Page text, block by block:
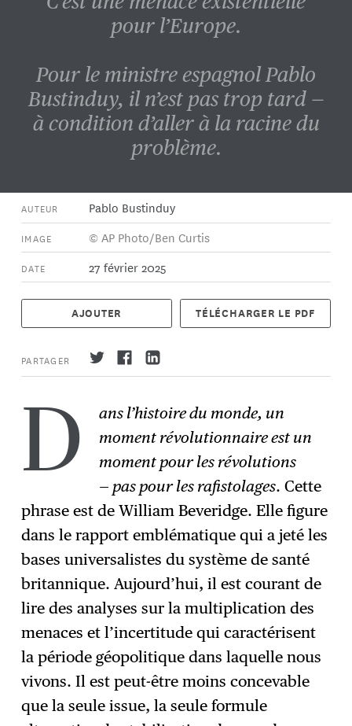
pour l’Europe.
Pour le ministre espagnol Pablo
Bustinduy, il n’est pas trop tard —
à condition d’aller à la racine du
problème.
AUTEUR Pablo Bustinduy
IMAGE © AP Photo/Ben Curtis
DATE 27 février 2025
AJOUTER TÉLÉCHARGER LE PDF
PARTAGER
S'abonner
D
ans l’histoire du monde, un
moment révolutionnaire est un
moment pour les révolutions
— pas pour les rafistolages. Cette
phrase est de William Beveridge. Elle figure
dans le rapport emblématique qui a jeté les
bases universalistes du système de santé
britannique. Aujourd’hui, il est courant de
lire des analyses sur la multiplication des
menaces et l’incertitude qui caractérisent
la période géopolitique dans laquelle nous
vivons. Il est peut-être moins concevable
que la seule issue, la seule formule